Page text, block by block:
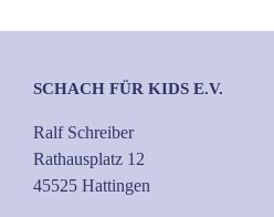
SCHACH FÜR KIDS E.V.
Ralf Schreiber
Rathausplatz 12
45525 Hattingen